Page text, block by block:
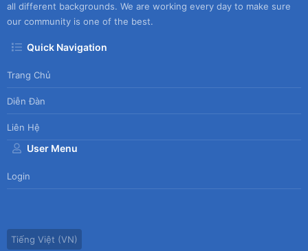
all different backgrounds. We are working every day to make sure
our community is one of the best.
Quick Navigation
Trang Chủ
Diễn Đàn
Liên Hệ
User Menu
Login
Tiếng Việt (VN)